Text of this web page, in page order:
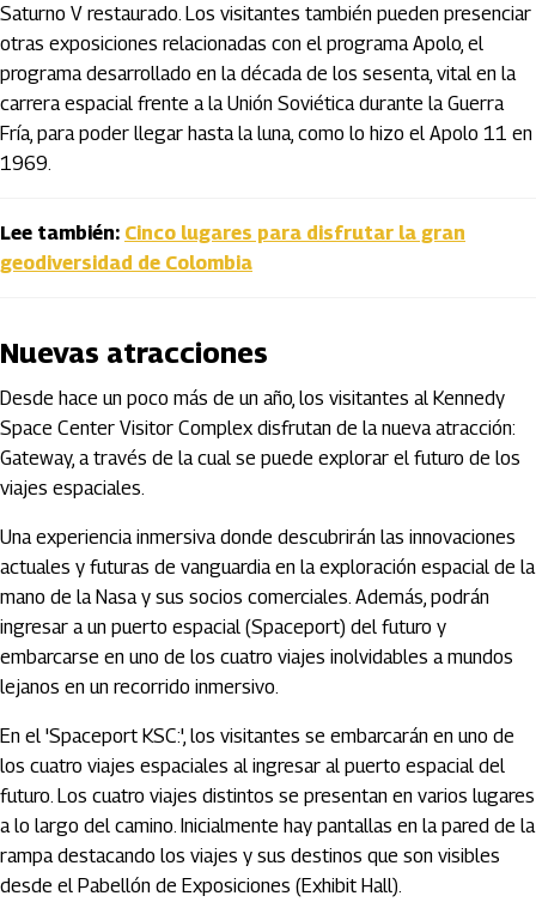
Saturno V restaurado. Los visitantes también pueden presenciar
otras exposiciones relacionadas con el programa Apolo, el
programa desarrollado en la década de los sesenta, vital en la
carrera espacial frente a la Unión Soviética durante la Guerra
Fría, para poder llegar hasta la luna, como lo hizo el Apolo 11 en
1969.
Lee también: Cinco lugares para disfrutar la gran
geodiversidad de Colombia
Nuevas atracciones
Desde hace un poco más de un año, los visitantes al Kennedy
Space Center Visitor Complex disfrutan de la nueva atracción:
Gateway, a través de la cual se puede explorar el futuro de los
viajes espaciales.
Una experiencia inmersiva donde descubrirán las innovaciones
actuales y futuras de vanguardia en la exploración espacial de la
mano de la Nasa y sus socios comerciales. Además, podrán
ingresar a un puerto espacial (Spaceport) del futuro y
embarcarse en uno de los cuatro viajes inolvidables a mundos
lejanos en un recorrido inmersivo.
En el 'Spaceport KSC:', los visitantes se embarcarán en uno de
los cuatro viajes espaciales al ingresar al puerto espacial del
futuro. Los cuatro viajes distintos se presentan en varios lugares
a lo largo del camino. Inicialmente hay pantallas en la pared de la
rampa destacando los viajes y sus destinos que son visibles
desde el Pabellón de Exposiciones (Exhibit Hall).